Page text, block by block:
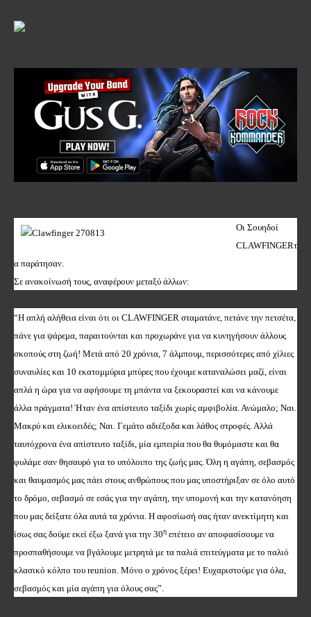
Οι Σουηδοί
CLAWFINGERτ
α παράτησαν.
Σε ανακοίνωσή τους, αναφέρουν μεταξύ άλλων:
“Η απλή αλήθεια είναι ότι οι CLAWFINGER σταματάνε, πετάνε την πετσέτα,
πάνε για ψάρεμα, παραιτούνται και προχωράνε για να κυνηγήσουν άλλους
σκοπούς στη ζωή! Μετά από 20 χρόνια, 7 άλμπουμ, περισσότερες από χίλιες
συναυλίες και 10 εκατομμύρια μπύρες που έχουμε καταναλώσει μαζί, είναι
απλά η ώρα για να αφήσουμε τη μπάντα να ξεκουραστεί και να κάνουμε
άλλα πράγματα! Ήταν ένα απίστευτο ταξίδι χωρίς αμφιβολία. Ανώμαλο; Ναι.
Μακρύ και ελικοειδές; Ναι. Γεμάτο αδιέξοδα και λάθος στροφές. Αλλά
ταυτόχρονα ένα απίστευτο ταξίδι, μία εμπειρία που θα θυμόμαστε και θα
φυλάμε σαν θησαυρό για το υπόλοιπο της ζωής μας. Όλη η αγάπη, σεβασμός
και θαυμασμός μας πάει στους ανθρώπους που μας υποστήριξαν σε όλο αυτό
το δρόμο, σεβασμό σε εσάς για την αγάπη, την υπομονή και την κατανόηση
που μας δείξατε όλα αυτά τα χρόνια. Η αφοσίωσή σας ήταν ανεκτίμητη και
ίσως σας δούμε εκεί έξω ξανά για την 30η επέτειο αν αποφασίσουμε να
προσπαθήσουμε να βγάλουμε μετρητά με τα παλιά επιτεύγματα με το παλιό
κλασικό κόλπο του reunion . Μόνο ο χρόνος ξέρει! Ευχαριστούμε για όλα,
σεβασμός και μία αγάπη για όλους σας”.